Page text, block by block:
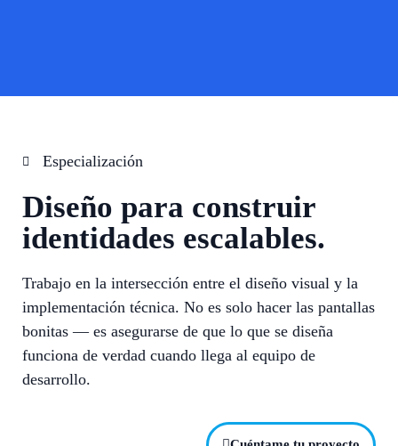
Especialización
Diseño para construir
identidades escalables.
Trabajo en la intersección entre el diseño visual y la
implementación técnica. No es solo hacer las pantallas
bonitas — es asegurarse de que lo que se diseña
funciona de verdad cuando llega al equipo de
desarrollo.